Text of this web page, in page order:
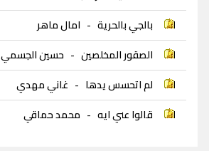
بالجي بالحرية - امال ماهر
الصقور المخلصين - حسين الجسمي
لم اتحسس يدها - غاني مهدي
قالوا عني ايه - محمد حماقي